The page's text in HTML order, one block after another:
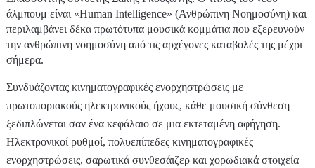
άλμπουμ είναι «Human Intelligence» (Ανθρώπινη Νοημοσύνη) και
περιλαμβάνει δέκα πρωτότυπα μουσικά κομμάτια που εξερευνούν
την ανθρώπινη νοημοσύνη από τις αρχέγονες καταβολές της μέχρι
σήμερα.
Συνδυάζοντας κινηματογραφικές ενορχηστρώσεις με
πρωτοποριακούς ηλεκτρονικούς ήχους, κάθε μουσική σύνθεση
ξεδιπλώνεται σαν ένα κεφάλαιο σε μια εκτεταμένη αφήγηση.
Ηλεκτρονικοί ρυθμοί, πολυεπίπεδες κινηματογραφικές
ενορχηστρώσεις, σαρωτικά συνθεσάιζερ και χορωδιακά στοιχεία